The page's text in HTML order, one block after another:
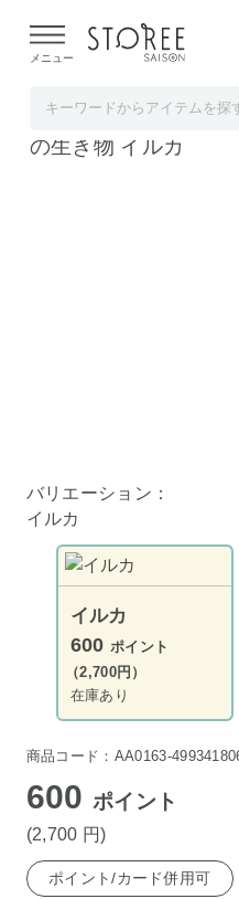
よる配送遅延が発生しており
メニュー
BIGクッション ぬい
の生き物 イルカ
バリエーション：
イルカ
イルカ
600ポイント
（2,700円）
在庫あり
商品コード：AA0163-
600ポイント
(2,700 円)
ポイント/カード併用可